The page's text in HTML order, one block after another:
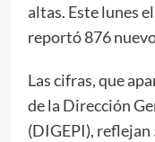
altas. Este lunes
reportó 876
Las cifras, que
de la Dirección
(DIGEPI), reflejan